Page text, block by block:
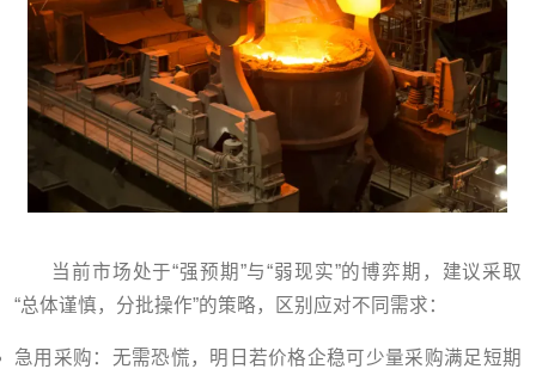
当前市场处于“强预期”与“弱现实”的博弈期，建议采取
“总体谨慎，分批操作”的策略，区别应对不同需求：
急用采购：无需恐慌，明日若价格企稳可少量采购满足短期